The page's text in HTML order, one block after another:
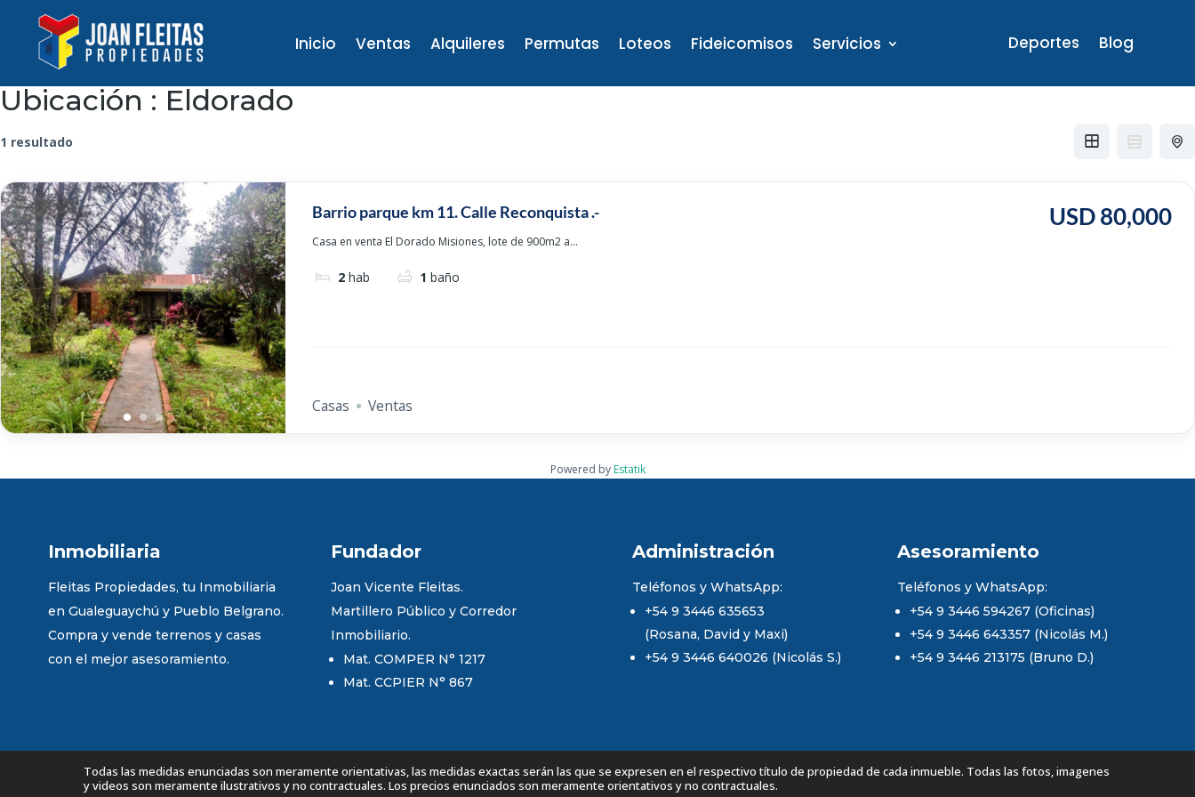
Inicio Ventas Alquileres Permutas Loteos Fideicomisos Servicios Deportes Blog
Ubicación : Eldorado
1 resultado
Barrio parque km 11. Calle Reconquista .-
Casa en venta El Dorado Misiones, lote de 900m2 a...
2 hab 1 baño
USD 80,000
Casas Ventas
Powered by Estatik
Inmobiliaria
Fleitas Propiedades, tu Inmobiliaria
en Gualeguaychú y Pueblo Belgrano.
Compra y vende terrenos y casas
con el mejor asesoramiento.
Fundador
Joan Vicente Fleitas.
Martillero Público y Corredor
Inmobiliario.
Mat. COMPER N° 1217
Mat. CCPIER N° 867
Administración
Teléfonos y WhatsApp:
+54 9 3446 635653
(Rosana, David y Maxi)
+54 9 3446 640026 (Nicolás S.)
Asesoramiento
Teléfonos y WhatsApp:
+54 9 3446 594267 (Oficinas)
+54 9 3446 643357 (Nicolás M.)
+54 9 3446 213175 (Bruno D.)
Todas las medidas enunciadas son meramente orientativas, las medidas exactas serán las que se expresen en el respectivo título de propiedad de cada inmueble. Todas las fotos, imagenes
y videos son meramente ilustrativos y no contractuales. Los precios enunciados son meramente orientativos y no contractuales.